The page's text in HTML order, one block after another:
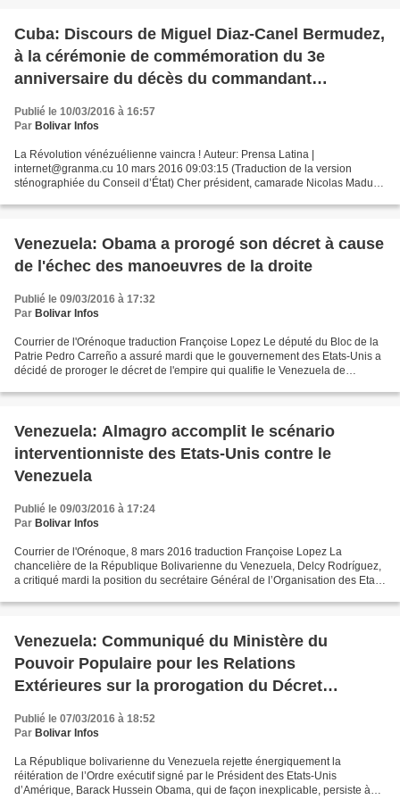
Cuba: Discours de Miguel Diaz-Canel Bermudez,
à la cérémonie de commémoration du 3e
anniversaire du décès du commandant
président Hugo Chavez Frias, Caracas, 5 mars
2016.
Publié le 10/03/2016 à 16:57
Par Bolivar Infos
La Révolution vénézuélienne vaincra ! Auteur: Prensa Latina |
internet@granma.cu 10 mars 2016 09:03:15 (Traduction de la version
sténographiée du Conseil d’État) Cher président, camarade Nicolas Maduro
Venezuela: Obama a prorogé son décret à cause
de l'échec des manoeuvres de la droite
Publié le 09/03/2016 à 17:32
Par Bolivar Infos
Courrier de l'Orénoque traduction Françoise Lopez Le député du Bloc de la
Patrie Pedro Carreño a assuré mardi que le gouvernement des Etats-Unis a
décidé de proroger le décret de l'empire qui qualifie le Venezuela de
Venezuela: Almagro accomplit le scénario
interventionniste des Etats-Unis contre le
Venezuela
Publié le 09/03/2016 à 17:24
Par Bolivar Infos
Courrier de l'Orénoque, 8 mars 2016 traduction Françoise Lopez La
chancelière de la République Bolivarienne du Venezuela, Delcy Rodríguez,
a critiqué mardi la position du secrétaire Général de l’Organisation des Etats
Venezuela: Communiqué du Ministère du
Pouvoir Populaire pour les Relations
Extérieures sur la prorogation du Décret
d'Obama
Publié le 07/03/2016 à 18:52
Par Bolivar Infos
La République bolivarienne du Venezuela rejette énergiquement la
réitération de l’Ordre exécutif signé par le Président des Etats-Unis
d’Amérique, Barack Hussein Obama, qui de façon inexplicable, persiste à